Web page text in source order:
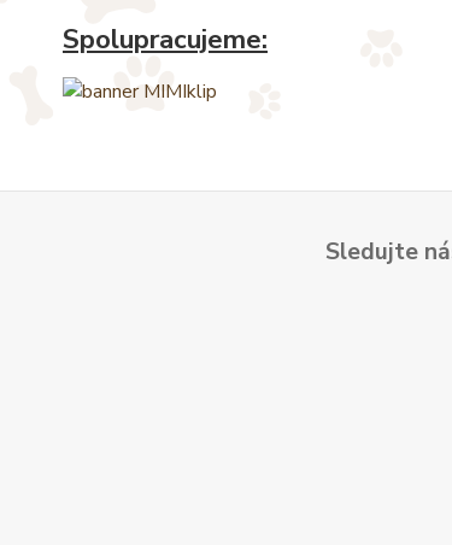
Spolupracujeme:
Sledujte